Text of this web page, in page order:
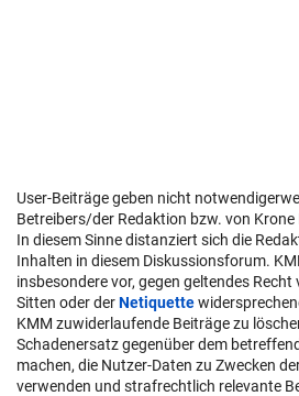
User-Beiträge geben nicht
Betreibers/der Redaktion bzw. von
In diesem Sinne distanziert sich die
Inhalten in diesem Diskussionsforum.
insbesondere vor, gegen geltendes
Sitten oder derNetiquette
KMM zuwiderlaufende Beiträge zu
Schadenersatz gegenüber dem
machen, die Nutzer-Daten zu Zwecken
verwenden und strafrechtlich relevante